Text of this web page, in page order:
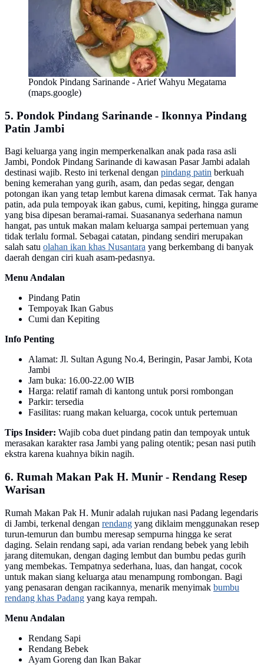
Pondok Pindang Sarinande - Arief Wahyu Megatama
(maps.google)
5. Pondok Pindang Sarinande - Ikonnya Pindang
Patin Jambi
Bagi keluarga yang ingin memperkenalkan anak pada rasa asli
Jambi, Pondok Pindang Sarinande di kawasan Pasar Jambi adalah
destinasi wajib. Resto ini terkenal dengan pindang patin berkuah
bening kemerahan yang gurih, asam, dan pedas segar, dengan
potongan ikan yang tetap lembut karena dimasak cermat. Tak hanya
patin, ada pula tempoyak ikan gabus, cumi, kepiting, hingga gurame
yang bisa dipesan beramai-ramai. Suasananya sederhana namun
hangat, pas untuk makan malam keluarga sampai pertemuan yang
tidak terlalu formal. Sebagai catatan, pindang sendiri merupakan
salah satu olahan ikan khas Nusantara yang berkembang di banyak
daerah dengan ciri kuah asam-pedasnya.
Menu Andalan
Pindang Patin
Tempoyak Ikan Gabus
Cumi dan Kepiting
Info Penting
Alamat: Jl. Sultan Agung No.4, Beringin, Pasar Jambi, Kota
Jambi
Jam buka: 16.00-22.00 WIB
Harga: relatif ramah di kantong untuk porsi rombongan
Parkir: tersedia
Fasilitas: ruang makan keluarga, cocok untuk pertemuan
Tips Insider: Wajib coba duet pindang patin dan tempoyak untuk
merasakan karakter rasa Jambi yang paling otentik; pesan nasi putih
ekstra karena kuahnya bikin nagih.
6. Rumah Makan Pak H. Munir - Rendang Resep
Warisan
Rumah Makan Pak H. Munir adalah rujukan nasi Padang legendaris
di Jambi, terkenal dengan rendang yang diklaim menggunakan resep
turun-temurun dan bumbu meresap sempurna hingga ke serat
daging. Selain rendang sapi, ada varian rendang bebek yang lebih
jarang ditemukan, dengan daging lembut dan bumbu pedas gurih
yang membekas. Tempatnya sederhana, luas, dan hangat, cocok
untuk makan siang keluarga atau menampung rombongan. Bagi
yang penasaran dengan racikannya, menarik menyimak bumbu
rendang khas Padang yang kaya rempah.
Menu Andalan
Rendang Sapi
Rendang Bebek
Ayam Goreng dan Ikan Bakar